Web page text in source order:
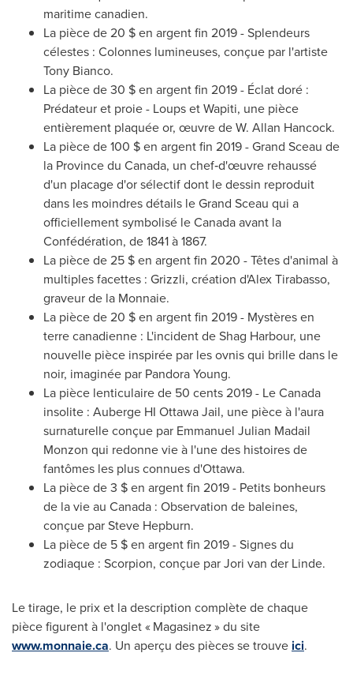
maritime canadien.
La pièce de 20 $ en argent fin 2019 - Splendeurs
célestes : Colonnes lumineuses, conçue par l'artiste
Tony Bianco.
La pièce de 30 $ en argent fin 2019 - Éclat doré :
Prédateur et proie - Loups et Wapiti, une pièce
entièrement plaquée or, œuvre de W. Allan Hancock.
La pièce de 100 $ en argent fin 2019 - Grand Sceau de
la Province du Canada, un chef‑d'œuvre rehaussé
d'un placage d'or sélectif dont le dessin reproduit
dans les moindres détails le Grand Sceau qui a
officiellement symbolisé le Canada avant la
Confédération, de 1841 à 1867.
La pièce de 25 $ en argent fin 2020 - Têtes d'animal à
multiples facettes : Grizzli, création d'Alex Tirabasso,
graveur de la Monnaie.
La pièce de 20 $ en argent fin 2019 - Mystères en
terre canadienne : L'incident deShag Harbour, une
nouvelle pièce inspirée par les ovnis qui brille dans le
noir, imaginée par Pandora Young.
La pièce lenticulaire de 50 cents 2019 - Le Canada
insolite : Auberge HI OttawaJail, une pièce à l'aura
surnaturelle conçue par Emmanuel Julian Madail
Monzon qui redonne vie à l'une des histoires de
fantômes les plus connues d'Ottawa.
La pièce de 3 $ en argent fin 2019 - Petits bonheurs
de la vie au Canada : Observation de baleines,
conçue parSteve Hepburn.
La pièce de 5 $ en argent fin 2019 - Signes du
zodiaque : Scorpion, conçue par Jori van der Linde.
Le tirage, le prix et la description complète de chaque
pièce figurent à l'onglet « Magasinez » du site
www.monnaie.ca. Un aperçu des pièces se trouve ici.